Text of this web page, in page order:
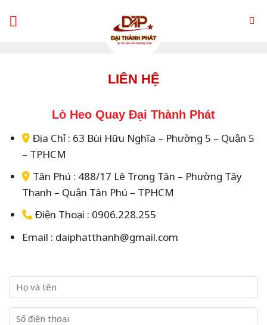
LIÊN HỆ
Lò Heo Quay Đại Thành Phát
Địa Chỉ : 63 Bùi Hữu Nghĩa – Phường 5 – Quận 5
– TPHCM
Tân Phú : 488/17 Lê Trọng Tân – Phường Tây
Thạnh – Quận Tân Phú – TPHCM
Điện Thoại : 0906.228.255
Email : daiphatthanh@gmail.com